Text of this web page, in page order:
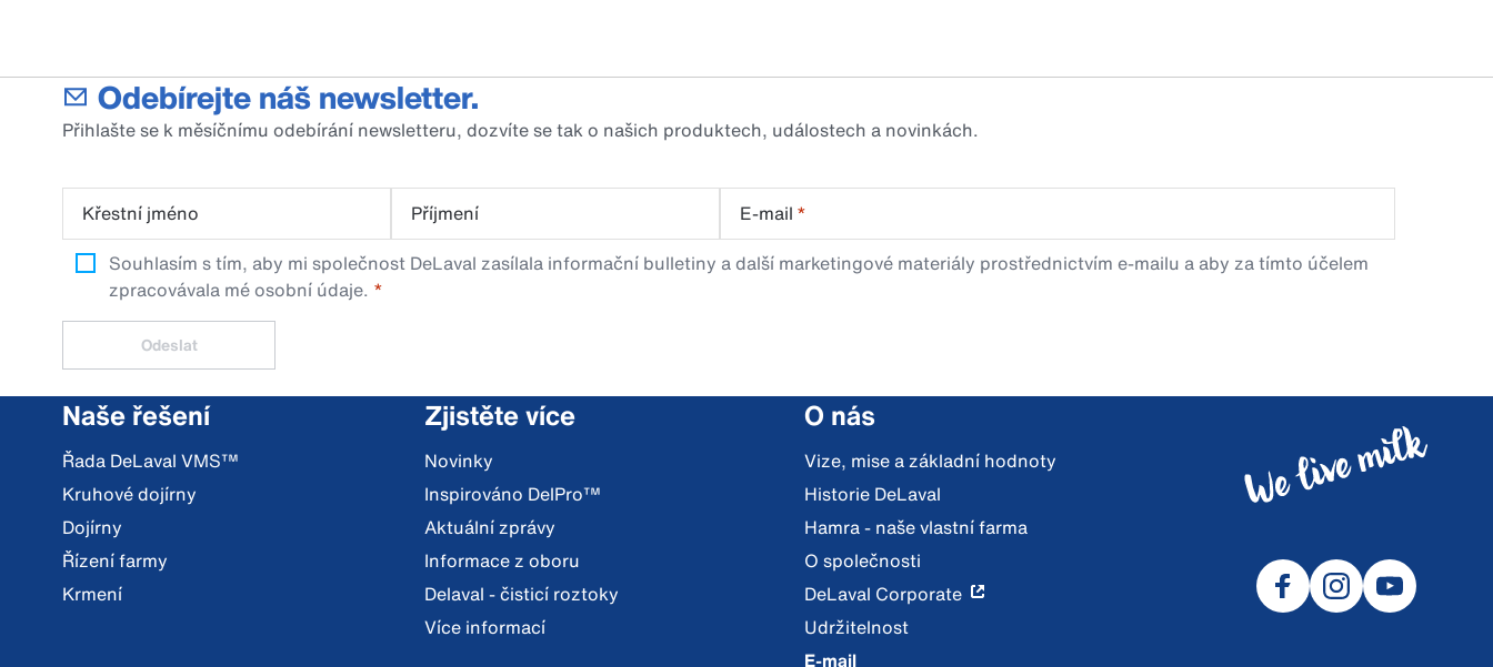
Odebírejte náš newsletter.
Přihlašte se k měsíčnímu odebírání newsletteru, dozvíte se tak o našich produktech, událostech a novinkách.
Křestní jméno Příjmení E-mail *
Souhlasím s tím, aby mi společnost DeLaval zasílala informační bulletiny a další marketingové materiály prostřednictvím e-mailu a aby za tímto účelem
zpracovávala mé osobní údaje.
Odeslat
Naše řešení
Řada DeLaval VMS™
Kruhové dojírny
Dojírny
Řízení farmy
Krmení
Zjistěte více
Novinky
Inspirováno DelPro™
Aktuální zprávy
Informace z oboru
Delaval - čisticí roztoky
Více informací
O nás
Vize, mise a základní hodnoty
Historie DeLaval
Hamra - naše vlastní farma
O společnosti
DeLaval Corporate
Udržitelnost
E-mail